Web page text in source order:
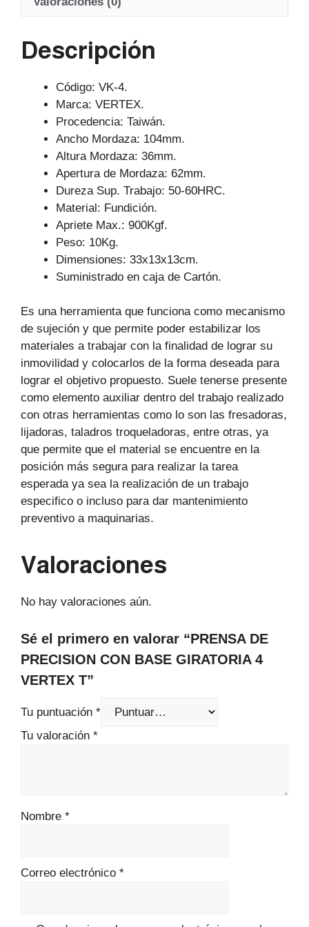
A
p
b
o
a
Descripción
Código: VK-4.
Marca: VERTEX.
Procedencia: Taiwán.
Ancho Mordaza: 104mm.
Altura Mordaza: 36mm.
Apertura de Mordaza: 62mm.
Dureza Sup. Trabajo: 50-60HRC.
Material: Fundición.
Apriete Max.: 900Kgf.
Peso: 10Kg.
Dimensiones: 33x13x13cm.
Suministrado en caja de Cartón.
Es una herramienta que funciona como mecanismo
de sujeción y que permite poder estabilizar los
materiales a trabajar con la finalidad de lograr su
inmovilidad y colocarlos de la forma deseada para
lograr el objetivo propuesto. Suele tenerse presente
como elemento auxiliar dentro del trabajo realizado
con otras herramientas como lo son las fresadoras,
lijadoras, taladros troqueladoras, entre otras, ya
que permite que el material se encuentre en la
posición más segura para realizar la tarea
esperada ya sea la realización de un trabajo
especifico o incluso para dar mantenimiento
preventivo a maquinarias.
Valoraciones
No hay valoraciones aún.
Sé el primero en valorar “PRENSA DE
PRECISION CON BASE GIRATORIA 4
VERTEX T”
Tu puntuación *
Tu valoración *
Nombre *
Correo electrónico *